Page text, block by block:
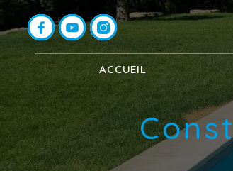
ACCUEIL
Panneau de gestion des cookies